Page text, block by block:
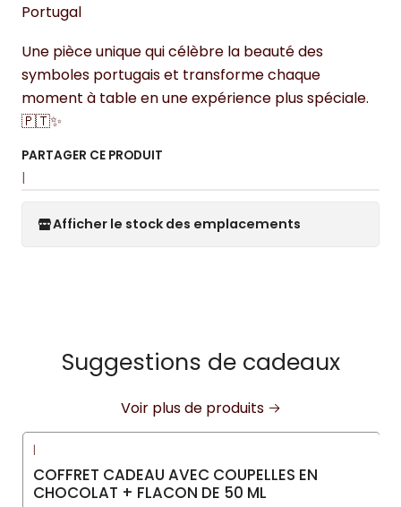
Portugal
Une pièce unique qui célèbre la beauté des
symboles portugais et transforme chaque
moment à table en une expérience plus spéciale.
🇵🇹✨
PARTAGER CE PRODUIT
|
Afficher le stock des emplacements
Suggestions de cadeaux
Voir plus de produits
|
COFFRET CADEAU AVEC COUPELLES EN
CHOCOLAT + FLACON DE 50 ML